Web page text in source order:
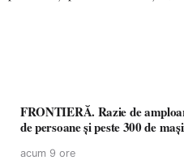
FRONTIERĂ. Razie de
de persoane și peste 300 de
acum 9 ore